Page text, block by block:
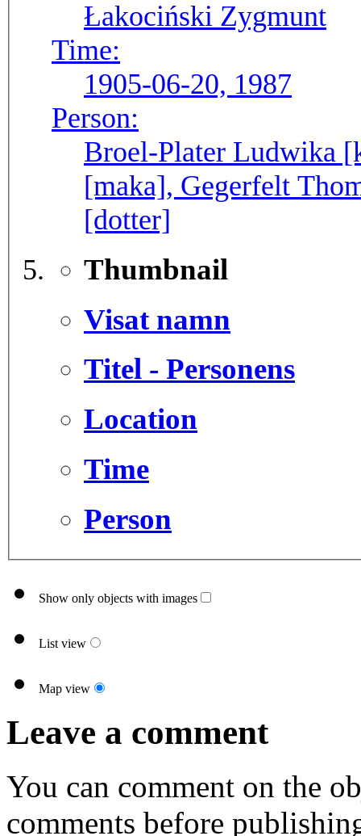
Łakociński Zygmunt
Time:
1905-06-20, 1987
Person:
Broel-Plater Ludwika
[maka], Gegerfelt
[dotter]
Thumbnail
Visat namn
Titel - Personens
Location
Time
Person
Show only objects with images
List view
Map view
Leave a comment
You can comment on the
comments before